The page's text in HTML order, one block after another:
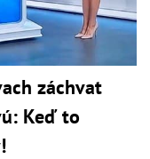
záchvat
Keď to